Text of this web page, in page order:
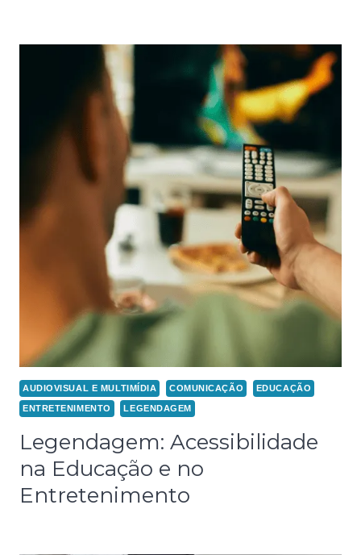
AUDIOVISUAL E MULTIMÍDIA COMUNICAÇÃO EDUCAÇÃO
ENTRETENIMENTO LEGENDAGEM
Legendagem: Acessibilidade
na Educação e no
Entretenimento